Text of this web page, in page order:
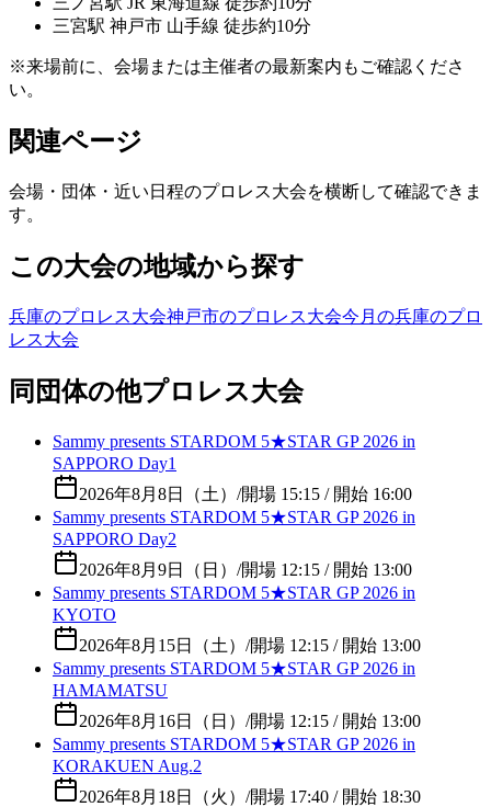
三宮駅 神戸市 山手線 徒歩約10分
※来場前に、会場または主催者の最新案内もご確認くださ
い。
関連ページ
会場・団体・近い日程のプロレス大会を横断して確認できま
す。
この大会の地域から探す
兵庫のプロレス大会神戸市のプロレス大会今月の兵庫のプロ
レス大会
同団体の他プロレス大会
Sammy presents STARDOM 5★STAR GP 2026 in
SAPPORO Day1
2026年8月8日（土） /開場 15:15 / 開始 16:00
Sammy presents STARDOM 5★STAR GP 2026 in
SAPPORO Day2
2026年8月9日（日） /開場 12:15 / 開始 13:00
Sammy presents STARDOM 5★STAR GP 2026 in
KYOTO
2026年8月15日（土） /開場 12:15 / 開始 13:00
Sammy presents STARDOM 5★STAR GP 2026 in
HAMAMATSU
2026年8月16日（日） /開場 12:15 / 開始 13:00
Sammy presents STARDOM 5★STAR GP 2026 in
KORAKUEN Aug.2
2026年8月18日（火） /開場 17:40 / 開始 18:30